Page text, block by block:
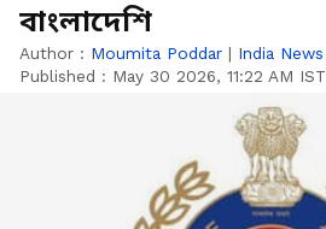
বাংলাদেশি
Author : Moumita Poddar | India News
Published : May 30 2026, 11:22 AM IST